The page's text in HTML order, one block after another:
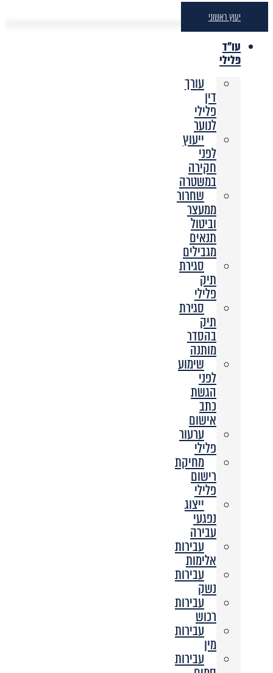
יעוץ ראשוני
עו"ד
פלילי
עורך
דין
פלילי
לנוער
ייעוץ
לפני
חקירה
במשטרה
שחרור
ממעצר
וביטול
תנאים
מגבילים
סגירת
תיק
פלילי
סגירת
תיק
בהסדר
מותנה
שימוע
לפני
הגשת
כתב
אישום
ערעור
פלילי
מחיקת
רישום
פלילי
ייצוג
נפגעי
עבירה
עבירות
אלימות
עבירות
נשק
עבירות
רכוש
עבירות
מין
עבירות